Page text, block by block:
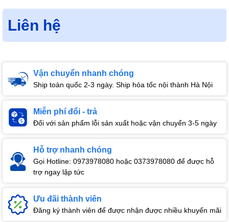
Liên hệ
Vận chuyển nhanh chóng
Ship toàn quốc 2-3 ngày. Ship hỏa tốc nội thành Hà Nội
Miễn phí đổi - trả
Đối với sản phẩm lỗi sản xuất hoặc vận chuyển 3-5 ngày
Hỗ trợ nhanh chóng
Gọi Hotline: 0973978080 hoặc 0373978080 để được hỗ
trợ ngay lập tức
Ưu đãi thành viên
Đăng ký thành viên để được nhận được nhiều khuyến mãi